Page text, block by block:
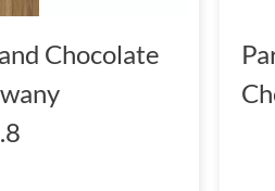
Chocolate